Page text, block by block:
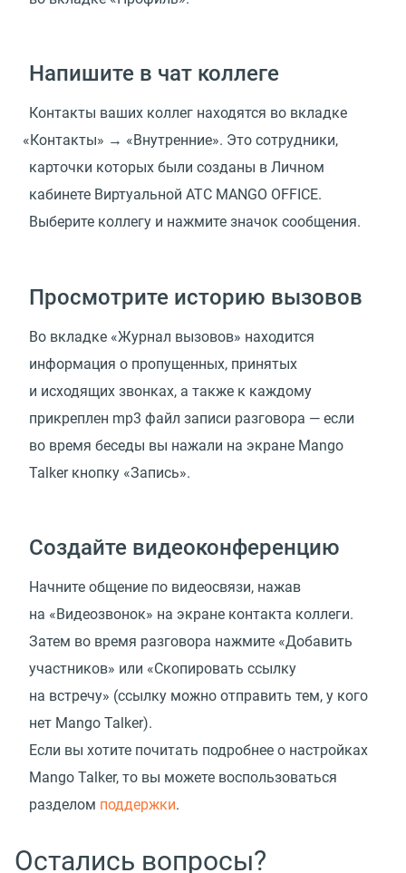
Напишите в чат коллеге
Контакты ваших коллег находятся во вкладке
« Контакты» → «Внутренние». Это сотрудники,
карточки которых были созданы в Личном
кабинете Виртуальной АТС MANGO OFFICE.
Выберите коллегу и нажмите значок сообщения.
Просмотрите историю вызовов
Во вкладке «Журнал вызовов» находится
информация о пропущенных, принятых
и исходящих звонках, а также к каждому
прикреплен mp3 файл записи разговора — если
во время беседы вы нажали на экране Mango
Talker кнопку «Запись».
Создайте видеоконференцию
Начните общение по видеосвязи, нажав
на «Видеозвонок» на экране контакта коллеги.
Затем во время разговора нажмите «Добавить
участников» или «Скопировать ссылку
на встречу» (ссылку можно отправить тем, у кого
нет Mango Talker).
Если вы хотите почитать подробнее о настройках
Mango Talker, то вы можете воспользоваться
разделом поддержки.
Остались вопросы?